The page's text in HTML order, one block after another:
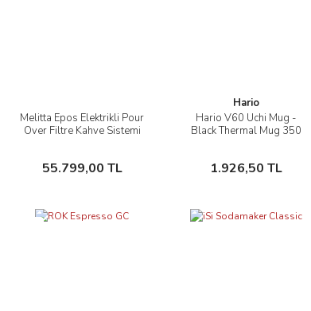
Melitta Epos Elektrikli Pour
Over Filtre Kahve Sistemi
55.799,00 TL
İncele
Sepete Ekle
Hario
Hario V60 Uchi Mug -
Black Thermal Mug 350
1.926,50 TL
İncele
Sepete Ekle